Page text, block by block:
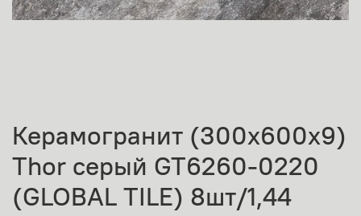
Керамогранит (300х600х9)
Thor серый GT6260-0220
(GLOBAL TILE) 8шт/1,44